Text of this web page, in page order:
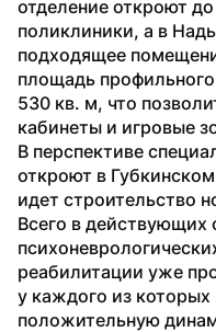
отделение откроют
поликлиники, а в
подходящее
площадь профильного
530 кв. м, что
кабинеты и игровые
В перспективе
откроют в
идет строительство
Всего в действующих
реабилитации уже
у каждого из
положительную